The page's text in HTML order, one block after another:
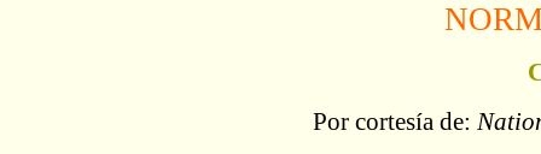
Por cortesía de: